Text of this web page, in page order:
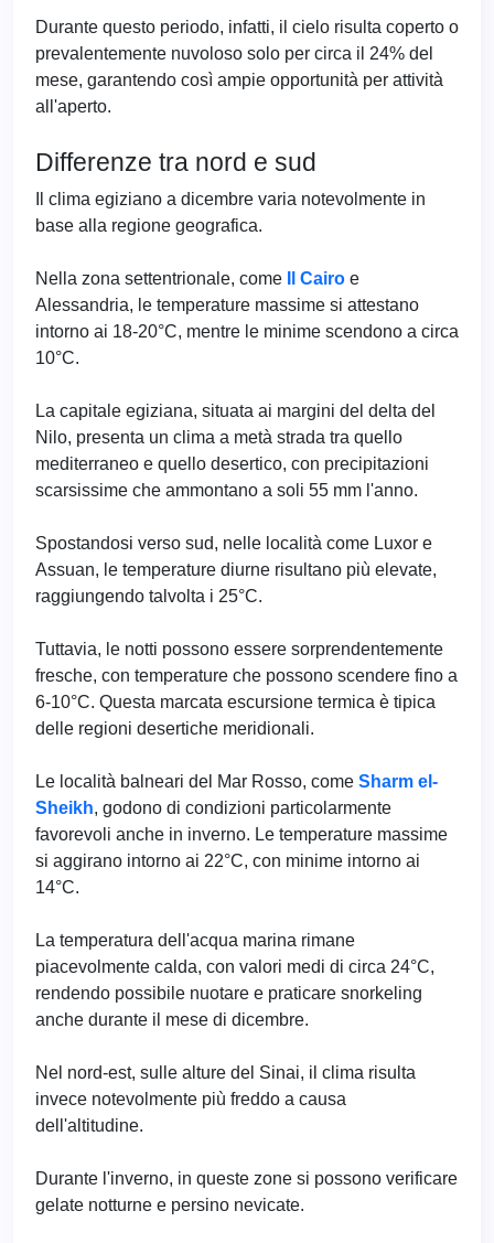
Durante questo periodo, infatti, il cielo risulta coperto o
prevalentemente nuvoloso solo per circa il 24% del
mese, garantendo così ampie opportunità per attività
all'aperto.
Differenze tra nord e sud
Il clima egiziano a dicembre varia notevolmente in
base alla regione geografica.
Nella zona settentrionale, come Il Cairo e
Alessandria, le temperature massime si attestano
intorno ai 18-20°C, mentre le minime scendono a circa
10°C.
La capitale egiziana, situata ai margini del delta del
Nilo, presenta un clima a metà strada tra quello
mediterraneo e quello desertico, con precipitazioni
scarsissime che ammontano a soli 55 mm l'anno.
Spostandosi verso sud, nelle località come Luxor e
Assuan, le temperature diurne risultano più elevate,
raggiungendo talvolta i 25°C.
Tuttavia, le notti possono essere sorprendentemente
fresche, con temperature che possono scendere fino a
6-10°C. Questa marcata escursione termica è tipica
delle regioni desertiche meridionali.
Le località balneari del Mar Rosso, come Sharm el-
Sheikh, godono di condizioni particolarmente
favorevoli anche in inverno. Le temperature massime
si aggirano intorno ai 22°C, con minime intorno ai
14°C.
La temperatura dell'acqua marina rimane
piacevolmente calda, con valori medi di circa 24°C,
rendendo possibile nuotare e praticare snorkeling
anche durante il mese di dicembre.
Nel nord-est, sulle alture del Sinai, il clima risulta
invece notevolmente più freddo a causa
dell'altitudine.
Durante l'inverno, in queste zone si possono verificare
gelate notturne e persino nevicate.